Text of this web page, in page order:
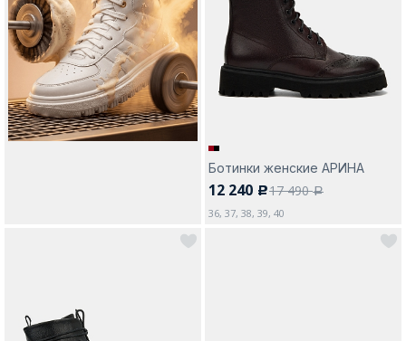
Ботинки женские АРИНА
12 240 c17 490a
36, 37, 38, 39, 40